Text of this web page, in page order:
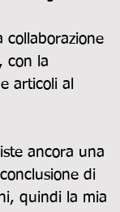
collaborazione
, con la
articoli al
ancora una
di
quindi la mia